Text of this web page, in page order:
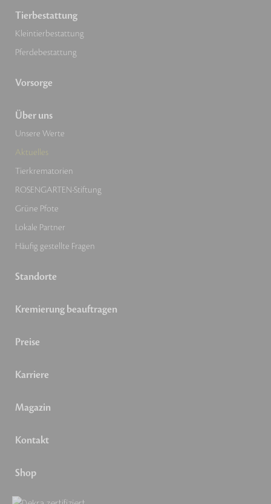
Tierbestattung
Kleintierbestattung
Pferdebestattung
Vorsorge
Über uns
Unsere Werte
Aktuelles
Tierkrematorien
ROSENGARTEN-Stiftung
Grüne Pfote
Lokale Partner
Häufig gestellte Fragen
Standorte
Kremierung beauftragen
Preise
Karriere
Magazin
Kontakt
Shop